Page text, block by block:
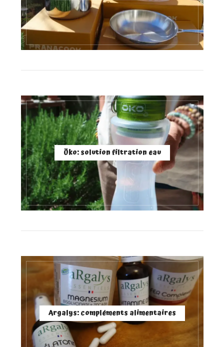
Öko: solution filtration eau
Argalys: compléments alimentaires